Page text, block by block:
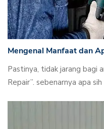
Mengenal Manfaat dan
Pastinya, tidak jarang bagi
Repair”. sebenarnya apa